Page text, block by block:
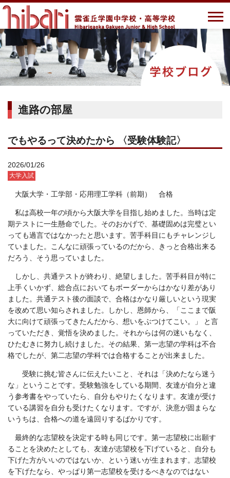
進路の部屋
でもやるって決めたから 〈受験体験記〉
2026/01/26
大学入試
大阪大学・工学部・応用理工学科（前期） 合格
私は高校一年の頃から大阪大学を目指し始めました。当時は定
期テストに一生懸命でした。そのおかげで、基礎固めは完璧とい
っても過言ではなかったと思います。苦手科目にもチャレンジし
ていました。こんなに頑張っているのだから、きっと合格出来る
だろう、そう思っていました。
しかし、共通テストが終わり、絶望しました。苦手科目が特に
上手くいかず、総合点においてもボーダーからはかなり差があり
ました。共通テスト後の面談で、合格はかなり厳しいという現実
を改めて思い知らされました。しかし、恩師から、「ここまで阪
大に向けて頑張ってきたんだから、想いをぶつけてこい。」 と言
っていただき、覚悟を決めました。それからは何の迷いもなく、
ひたむきに努力し続けました。その結果、第一志望の学科は不合
格でしたが、第二志望の学科では合格することが出来ました。
受験に挑む皆さんに伝えたいこと、それは「決めたなら迷う
な」ということです。受験勉強をしている期間、友達が自分と違
う参考書をやっていたら、自分もやりたくなります。友達が受け
ている講習を自分も受けたくなります。ですが、決意が固まらな
いうちは、合格への道を遠回りするばかりです。
最終的な志望校を決定する時も同じです。第一志望校に出願す
ることを決めたとしても、友達が志望校を下げていると、自分も
下げた方がいいのではないか、という迷いが生まれます。志望校
を下げたなら、やっぱり第一志望校を受けるべきなのではない